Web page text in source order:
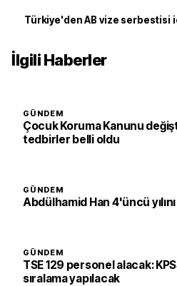
Türkiye'den AB vize serbestisi
İlgili Haberler
GÜNDEM
Çocuk Koruma Kanunu
tedbirler belli oldu
GÜNDEM
Abdülhamid Han 4'üncü
GÜNDEM
TSE 129 personel alacak:
sıralama yapılacak